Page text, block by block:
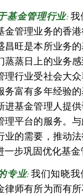
基金管理行业:我
管理业务的香港
昌旺是本所业务
蒸蒸日上的业务
理行业受社会大
务富有多年经验的
进基金管理人提
理平台的服务。
业的需要，推动
步巩固优化基金
专业:我们知晓我
律师有所为而有